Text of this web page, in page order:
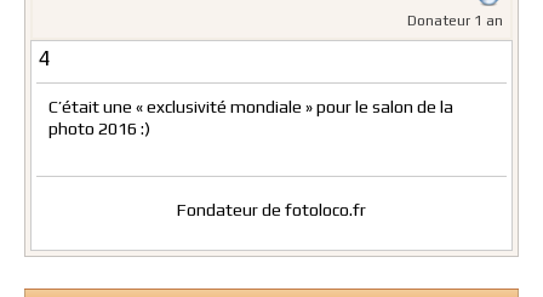
Donateur 1 an
4
C’était une « exclusivité mondiale » pour le salon de la
photo 2016 :)
Fondateur de fotoloco.fr